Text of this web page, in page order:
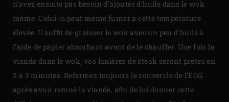
n’avez ensuite pas besoin d’ajouter d’huile dans le wok
même. Celui-ci peut même fumer à cette température
élevée. Il suffit de graisser le wok avec un peu d’huile à
l’aide de papier absorbant avant de le chauffer. Une fois la
viande dans le wok, vos lanières de steak seront prêtes en
2 à 3 minutes. Refermez toujours le couvercle de l’EGG
après avoir remué la viande, afin de lui donner cette